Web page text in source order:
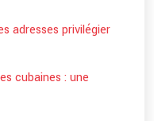
adresses privilégier
cubaines : une